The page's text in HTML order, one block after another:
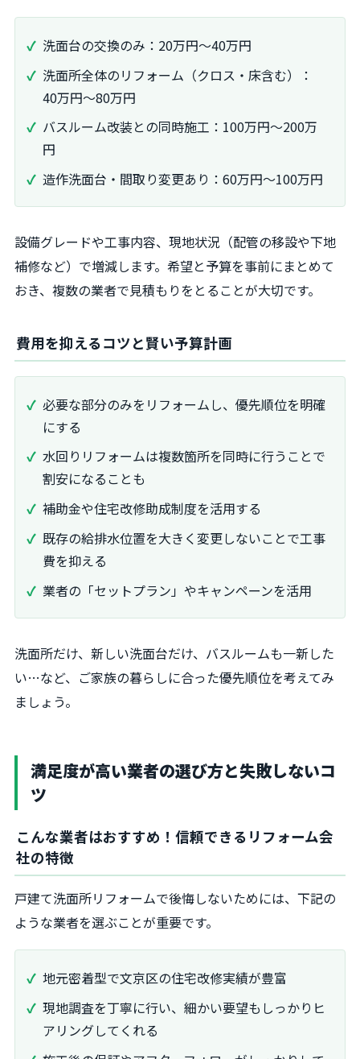
洗面台の交換のみ：20万円～40万円
洗面所全体のリフォーム（クロス・床含む）：
40万円～80万円
バスルーム改装との同時施工：100万円～200万
円
造作洗面台・間取り変更あり：60万円～100万円
設備グレードや工事内容、現地状況（配管の移設や下地
補修など）で増減します。希望と予算を事前にまとめて
おき、複数の業者で見積もりをとることが大切です。
費用を抑えるコツと賢い予算計画
必要な部分のみをリフォームし、優先順位を明確
にする
水回りリフォームは複数箇所を同時に行うことで
割安になることも
補助金や住宅改修助成制度を活用する
既存の給排水位置を大きく変更しないことで工事
費を抑える
業者の「セットプラン」やキャンペーンを活用
洗面所だけ、新しい洗面台だけ、バスルームも一新した
い…など、ご家族の暮らしに合った優先順位を考えてみ
ましょう。
満足度が高い業者の選び方と失敗しないコ
ツ
こんな業者はおすすめ！信頼できるリフォーム会
社の特徴
戸建て洗面所リフォームで後悔しないためには、下記の
ような業者を選ぶことが重要です。
地元密着型で文京区の住宅改修実績が豊富
現地調査を丁寧に行い、細かい要望もしっかりヒ
アリングしてくれる